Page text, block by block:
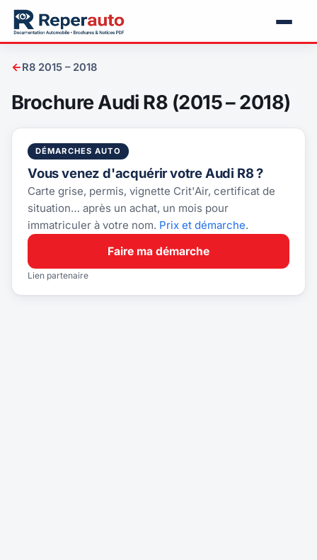
←R8 2015 – 2018
Brochure Audi R8 (2015 – 2018)
DÉMARCHES AUTO
Vous venez d'acquérir votre Audi R8 ?
Carte grise, permis, vignette Crit'Air, certificat de
situation… après un achat, un mois pour
immatriculer à votre nom. Prix et démarche.
Faire ma démarche
Lien partenaire